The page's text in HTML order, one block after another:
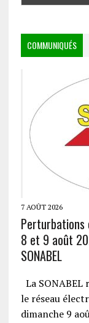
COMMUNIQUÉS
7 AOÛT 2026
Perturbations
8 et 9 août
SONABEL
La SONABEL
le réseau
dimanche 9